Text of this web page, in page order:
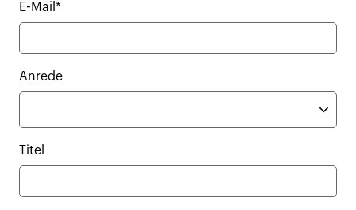
E-Mail*
Anrede
Titel